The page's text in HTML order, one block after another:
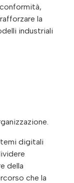
la
industriali
digitali
della
che la